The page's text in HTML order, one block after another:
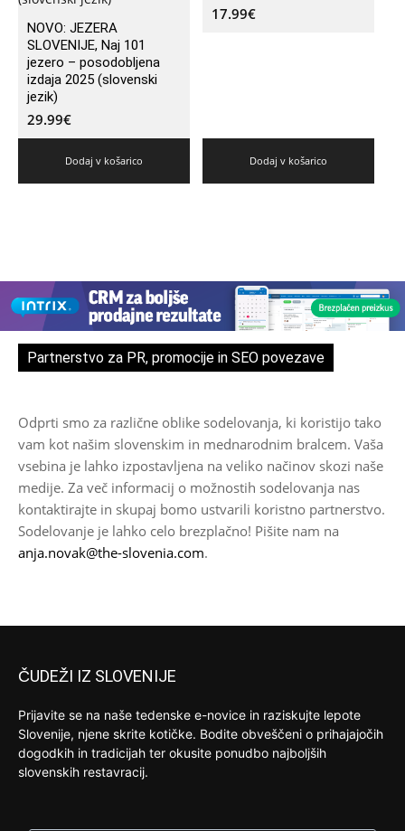
NOVO: JEZERA
SLOVENIJE, Naj 101
jezero – posodobljena
izdaja 2025 (slovenski
jezik)
29.99€
Dodaj v košarico
17.99€
Dodaj v košarico
Partnerstvo za PR, promocije in SEO povezave
Odprti smo za različne oblike sodelovanja, ki koristijo tako
vam kot našim slovenskim in mednarodnim bralcem. Vaša
vsebina je lahko izpostavljena na veliko načinov skozi naše
medije. Za več informacij o možnostih sodelovanja nas
kontaktirajte in skupaj bomo ustvarili koristno partnerstvo.
Sodelovanje je lahko celo brezplačno! Pišite nam na
anja.novak@the-slovenia.com.
ČUDEŽI IZ SLOVENIJE
Prijavite se na naše tedenske e-novice in raziskujte lepote
Slovenije, njene skrite kotičke. Bodite obveščeni o prihajajočih
dogodkih in tradicijah ter okusite ponudbo najboljših
slovenskih restavracij.